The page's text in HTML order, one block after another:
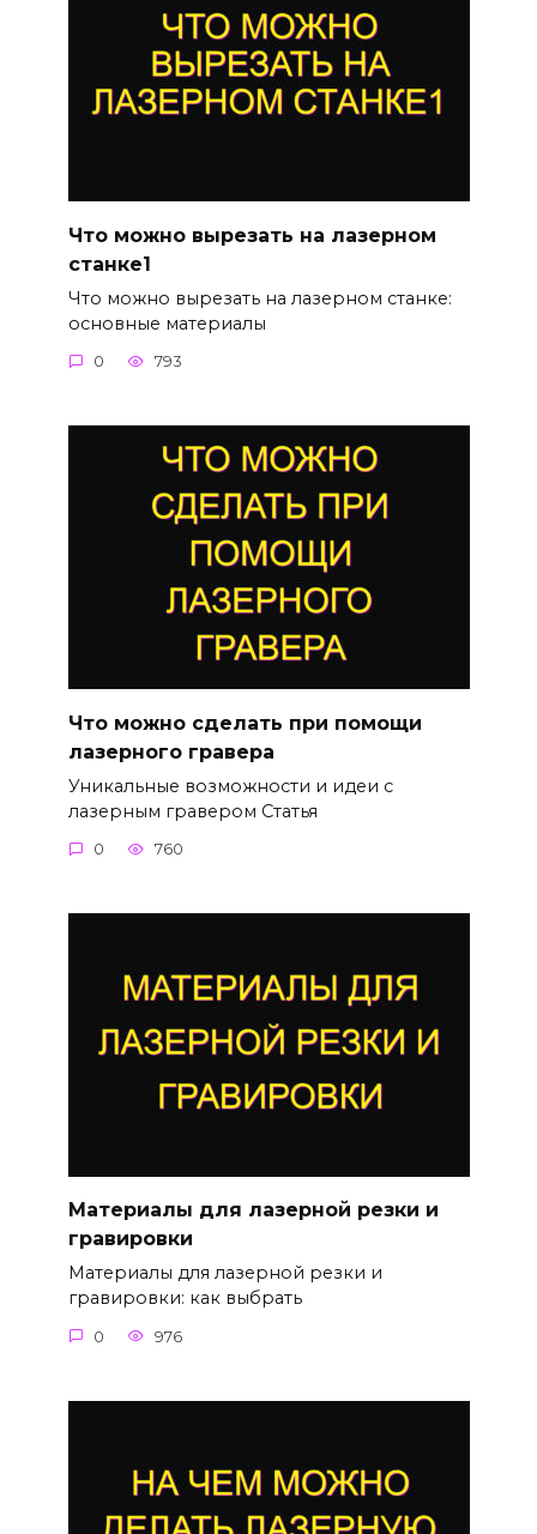
Что можно вырезать на лазерном
станке1
Что можно вырезать на лазерном станке:
основные материалы
0 793
Что можно сделать при помощи
лазерного гравера
Уникальные возможности и идеи с
лазерным гравером Статья
0 760
Материалы для лазерной резки и
гравировки
Материалы для лазерной резки и
гравировки: как выбрать
0 976